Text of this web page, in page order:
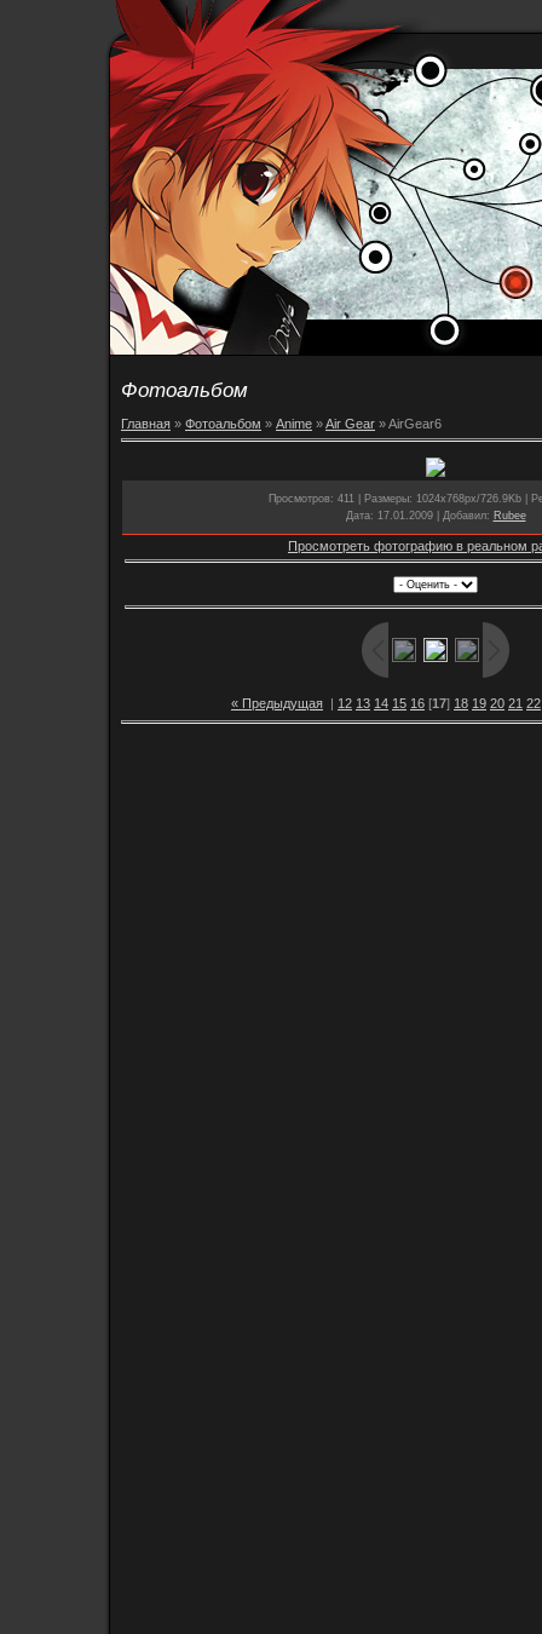
Фотоальбом
Главная » Фотоальбом » Anime »Air Gear » AirGear6
Просмотров: 411 | Размеры: 1024x768px/726.9Kb |
Дата: 17.01.2009 | Добавил: Rubee
Просмотреть фотографию в реальном
« Предыдущая | 12 13 14 15 16 [17] 18 19 20 21 22